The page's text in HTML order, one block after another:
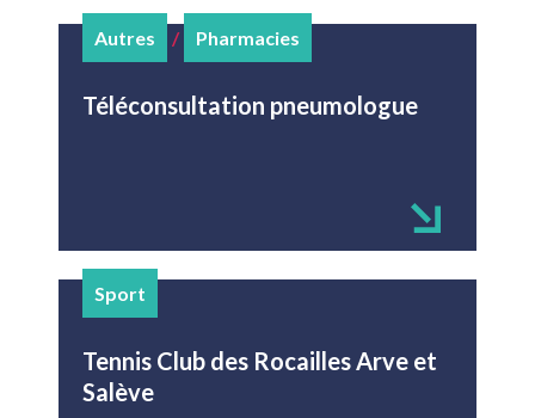
Autres / Pharmacies
Téléconsultation pneumologue
Sport
Tennis Club des Rocailles Arve et
Salève